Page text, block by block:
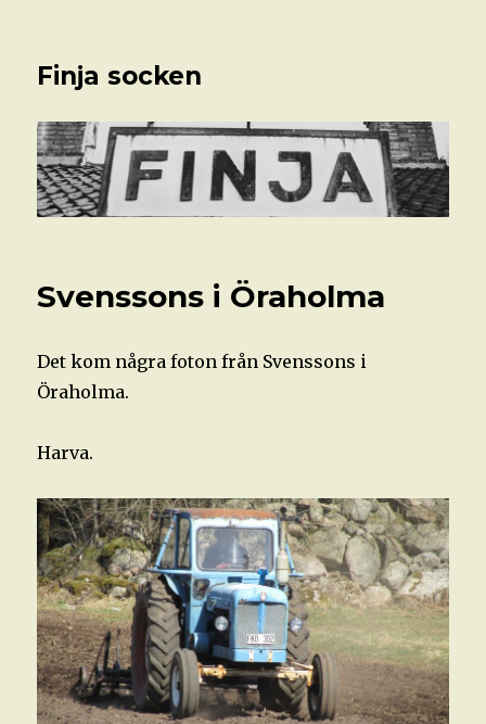
Finja socken
Svenssons i Öraholma
Det kom några foton från Svenssons i
Öraholma.
Harva.